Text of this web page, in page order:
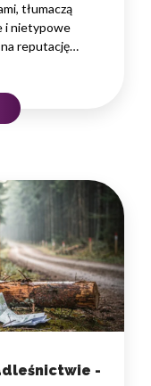
tłumaczą
i nietypowe
reputację
-